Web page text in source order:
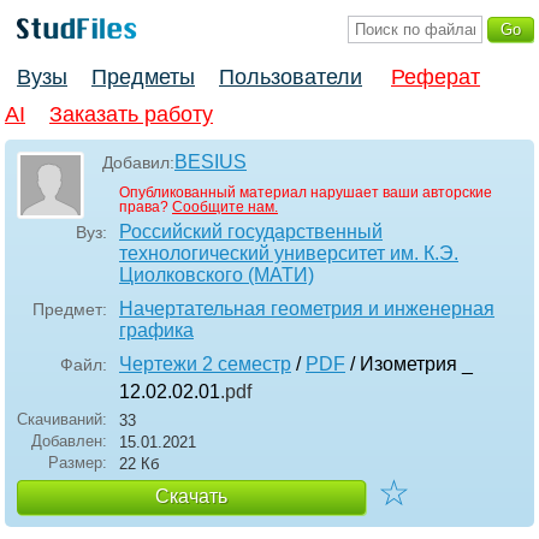
Вузы Предметы Пользователи
Реферат
AI
Заказать работу
Добавил:BESIUS
Опубликованный материал нарушает ваши авторские
права? Сообщите нам.
Вуз:
Российский государственный
технологический университет им. К.Э.
Циолковского (МАТИ)
Предмет:
Начертательная геометрия и инженерная
графика
Файл: Чертежи 2 семестр / PDF / Изометрия _
12.02.02.01.pdf
Скачиваний:
33
Добавлен:
15.01.2021
Размер:
22 Кб
Скачать ☆